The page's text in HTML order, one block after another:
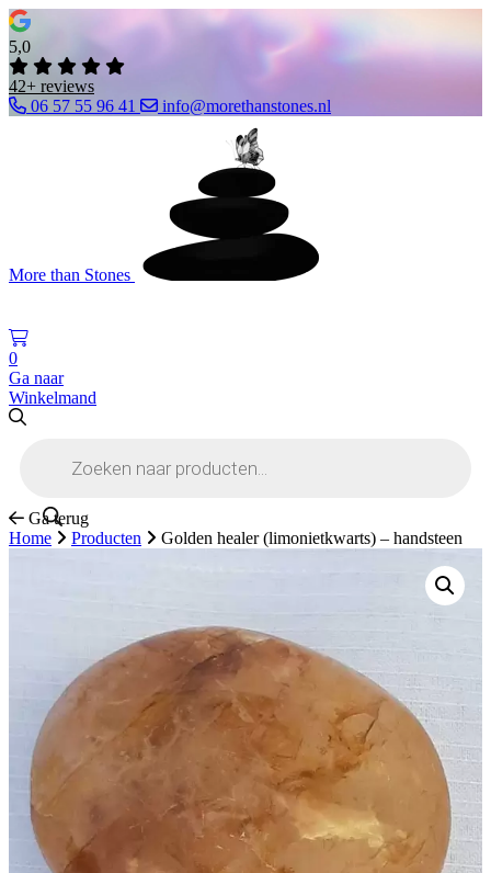
5,0
42+ reviews
06 57 55 96 41
info@morethanstones.nl
More than Stones
0
Ga naar
Winkelmand
Ga terug
Home
Producten Golden healer (limonietkwarts) – handsteen